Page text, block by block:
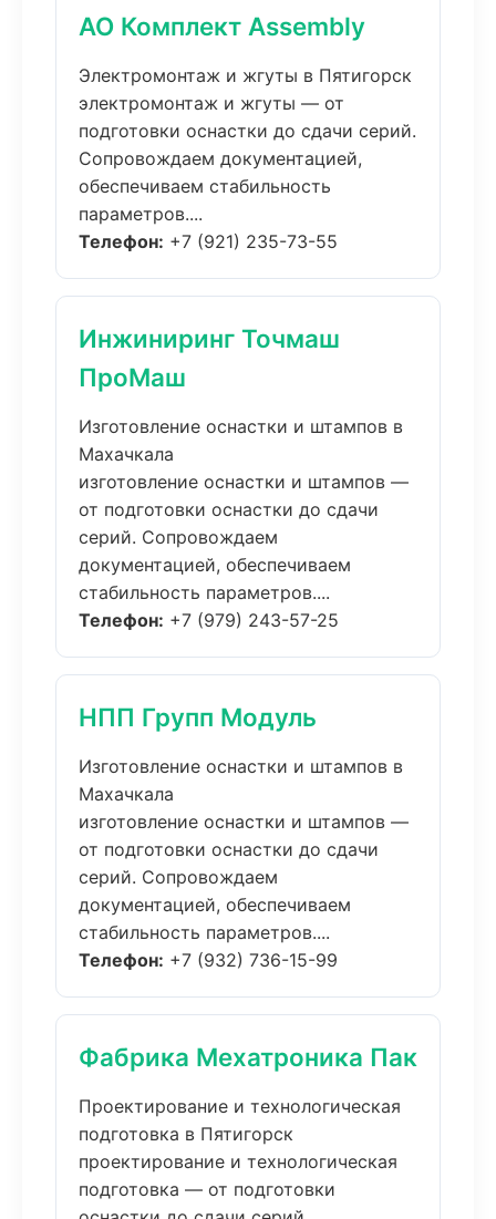
АО Комплект Assembly
Электромонтаж и жгуты в Пятигорск
электромонтаж и жгуты — от
подготовки оснастки до сдачи серий.
Сопровождаем документацией,
обеспечиваем стабильность
параметров....
Телефон: +7 (921) 235-73-55
Инжиниринг Точмаш
ПроМаш
Изготовление оснастки и штампов в
Махачкала
изготовление оснастки и штампов —
от подготовки оснастки до сдачи
серий. Сопровождаем
документацией, обеспечиваем
стабильность параметров....
Телефон: +7 (979) 243-57-25
НПП Групп Модуль
Изготовление оснастки и штампов в
Махачкала
изготовление оснастки и штампов —
от подготовки оснастки до сдачи
серий. Сопровождаем
документацией, обеспечиваем
стабильность параметров....
Телефон: +7 (932) 736-15-99
Фабрика Мехатроника Пак
Проектирование и технологическая
подготовка в Пятигорск
проектирование и технологическая
подготовка — от подготовки